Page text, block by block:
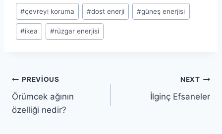
Post
Tags:
#çevreyi koruma #dost enerji #güneş enerjisi
#ikea #rüzgar enerjisi
Yazı
gezinmesi
PREVIOUS
Örümcek ağının
özelliği nedir?
NEXT
İlginç Efsaneler